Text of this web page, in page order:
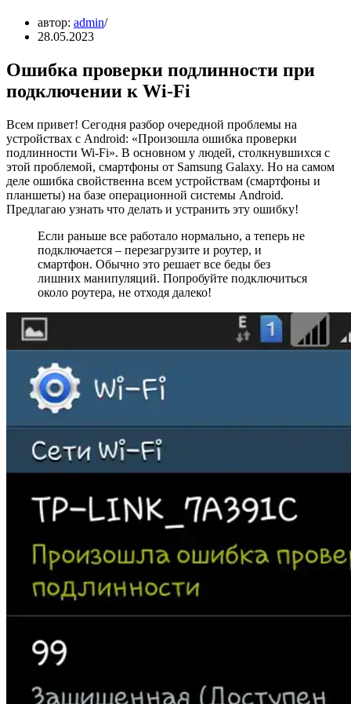
автор: admin
28.05.2023
Ошибка проверки подлинности при
подключении к Wi-Fi
Всем привет! Сегодня разбор очередной проблемы на
устройствах с Android: «Произошла ошибка проверки
подлинности Wi-Fi». В основном у людей, столкнувшихся с
этой проблемой, смартфоны от Samsung Galaxy. Но на самом
деле ошибка свойственна всем устройствам (смартфоны и
планшеты) на базе операционной системы Android.
Предлагаю узнать что делать и устранить эту ошибку!
Если раньше все работало нормально, а теперь не
подключается – перезагрузите и роутер, и
смартфон. Обычно это решает все беды без
лишних манипуляций. Попробуйте подключиться
около роутера, не отходя далеко!